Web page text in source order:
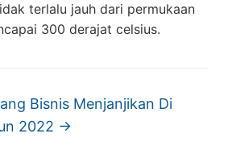
terlalu jauh dari permukaan
300 derajat celsius.
Bisnis Menjanjikan Di
2022 →